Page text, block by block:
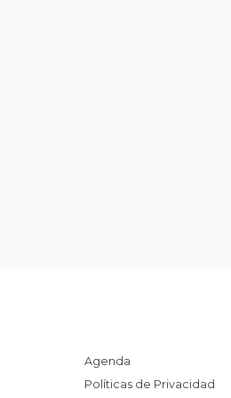
Agenda
Políticas de Privacidad